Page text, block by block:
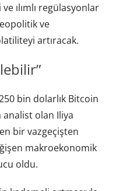
ılımlı regülasyonlar
ve
artıracak.
bin dolarlık Bitcoin
olan Iliya
bir vazgeçişten
makroekonomik
oldu.